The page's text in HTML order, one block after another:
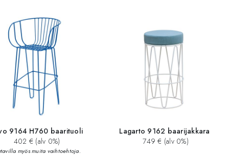
9164 H760 baarituoli
402 € (alv 0%)
myös muita vaihtoehtoja.
Lagarto 9162 baarijakkara
749 € (alv 0%)